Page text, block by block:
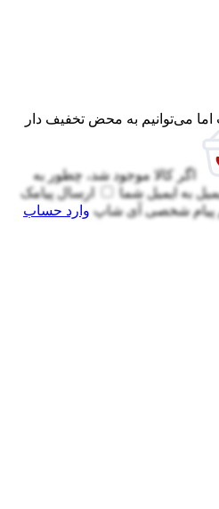
اما می‌توانیم به محض تخفیف دار
اگر کالا موجود شد، چطور به
به ایمیل شما
ارسال پیامک
پیام شخصی آی شاپ وارد حساب